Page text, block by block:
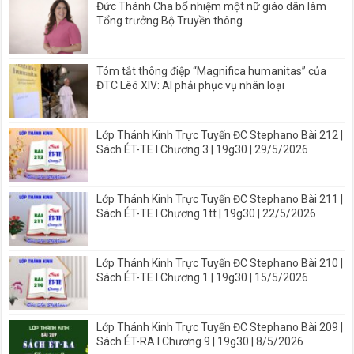
Đức Thánh Cha bổ nhiệm một nữ giáo dân làm
Tổng trưởng Bộ Truyền thông
Tóm tắt thông điệp “Magnifica humanitas” của
ĐTC Lêô XIV: AI phải phục vụ nhân loại
Lớp Thánh Kinh Trực Tuyến ĐC Stephano Bài 212 |
Sách ÉT-TE I Chương 3 | 19g30 | 29/5/2026
Lớp Thánh Kinh Trực Tuyến ĐC Stephano Bài 211 |
Sách ÉT-TE I Chương 1tt | 19g30 | 22/5/2026
Lớp Thánh Kinh Trực Tuyến ĐC Stephano Bài 210 |
Sách ÉT-TE I Chương 1 | 19g30 | 15/5/2026
Lớp Thánh Kinh Trực Tuyến ĐC Stephano Bài 209 |
Sách ÉT-RA I Chương 9 | 19g30 | 8/5/2026